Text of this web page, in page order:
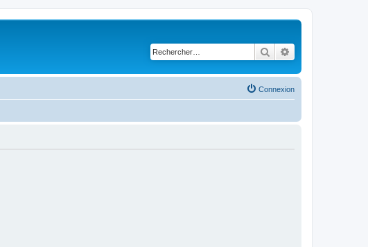
Rechercher
Connexion